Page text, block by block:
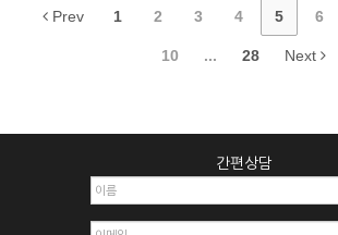
Prev 1 2 3 4 5 6
10 ... 28 Next
간편상담